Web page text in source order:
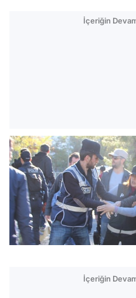
İçeriğin
İçeriğin